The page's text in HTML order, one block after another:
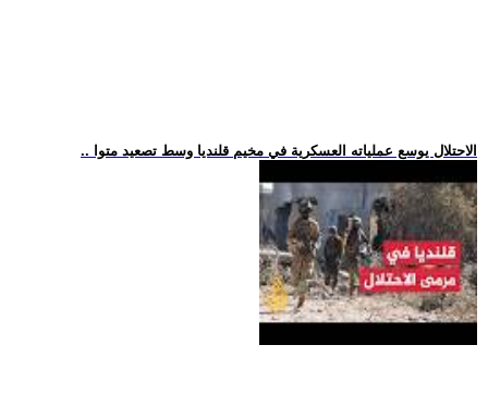
.. الاحتلال يوسع عملياته العسكرية في مخيم قلنديا وسط تصعيد متوا